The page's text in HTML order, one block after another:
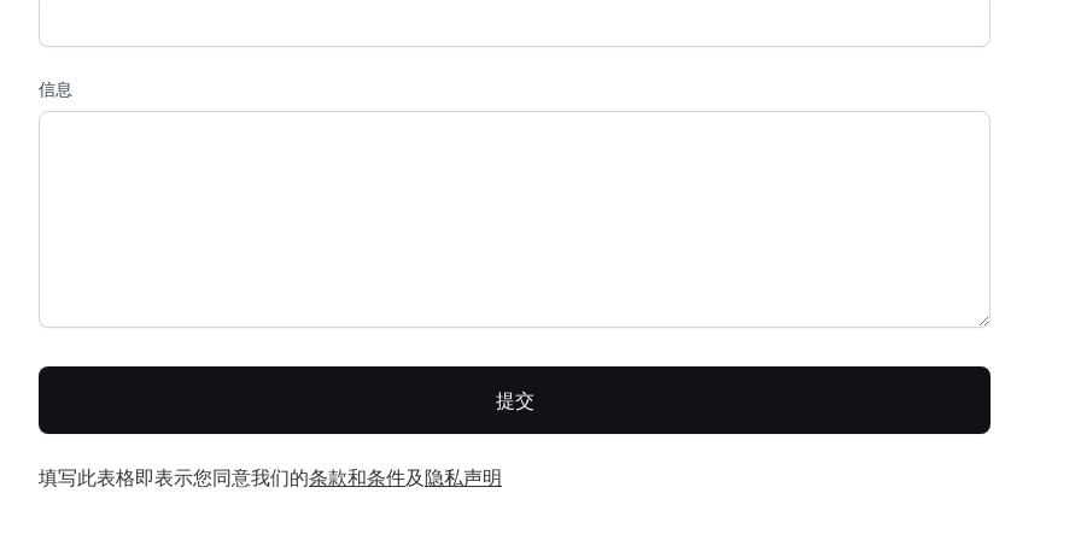
信息
填写此表格即表示您同意我们的条款和条件及 隐私声明